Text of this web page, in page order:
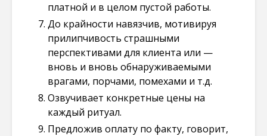
платной и в целом пустой работы.
До крайности навязчив, мотивируя
прилипчивость страшными
перспективами для клиента или —
вновь и вновь обнаруживаемыми
врагами, порчами, помехами и т.д.
Озвучивает конкретные цены на
каждый ритуал.
Предложив оплату по факту, говорит,